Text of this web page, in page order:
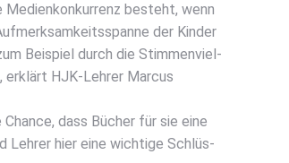
besteht, wenn
der Kin­der
Bei­spiel durch die Stim­men­viel­
erklärt HJK-Leh­rer Mar­cus
dass Bücher für sie eine
Leh­rer hier eine wich­ti­ge Schlüs­